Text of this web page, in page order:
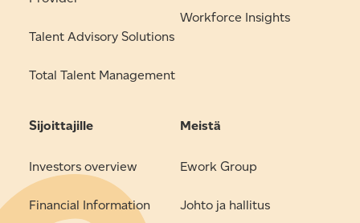
Talent Advisory Solutions
Total Talent Management
Workforce Insights
Sijoittajille
Investors overview
Financial Information
Meistä
Ework Group
Johto ja hallitus